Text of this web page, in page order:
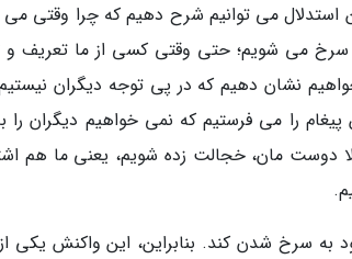
استدلال می توانیم شرح دهیم که چرا وقتی
سرخ می شویم؛ حتی وقتی کسی از ما تعریف
نشان دهیم که در پی توجه دیگران
را می فرستیم که نمی خواهیم دیگران
مان، خجالت زده شویم، یعنی ما هم
به سرخ شدن کند. بنابراین، این واکنش